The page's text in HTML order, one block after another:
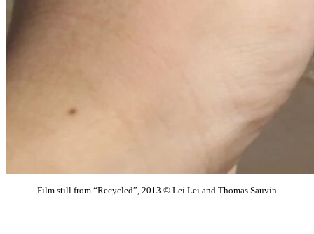
Film still from “Recycled”, 2013 © Lei Lei and Thomas Sauvin